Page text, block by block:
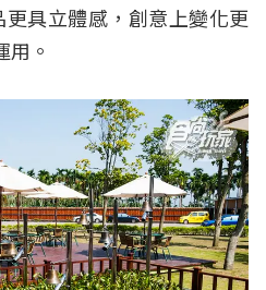
具立體感，創意上變化更
用。